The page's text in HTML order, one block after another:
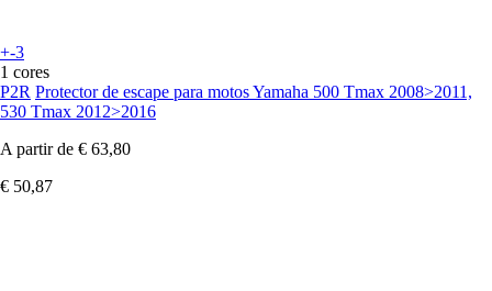
+-3
1 cores
P2R Protector de escape para motos Yamaha 500 Tmax 2008>2011,
530 Tmax 2012>2016
A partir de € 63,80
€ 50,87